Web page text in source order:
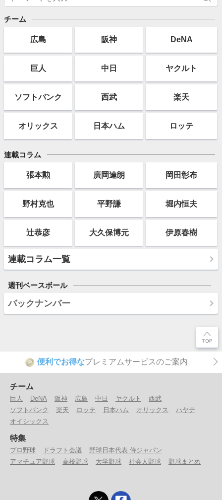
チーム
広島 阪神 DeNA
巨人 中日 ヤクルト
ソフトバンク 西武 楽天
オリックス 日本ハム ロッテ
連載コラム
張本勲 廣岡達朗 岡田彰布
野村克也 平野謙 堀内恒夫
辻恭彦 大久保博元 伊原春樹
連載コラム一覧
週刊ベースボール
バックナンバー
P 便利でお得なプレミアムサービスのご案内
チーム
巨人 DeNA 阪神 広島 中日 ヤクルト
西武
ソフトバンク
楽天 ロッテ 日本ハム オリックス
ハヤテ
オイシックス
特集
プロ野球 ドラフト会議
野球日本代表 侍ジャパン
アマチュア野球
高校野球 大学野球 社会人野球 野球まとめ